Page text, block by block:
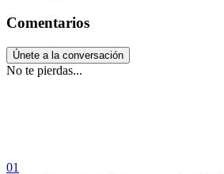
Comentarios
Únete a la conversación
No te pierdas...
01